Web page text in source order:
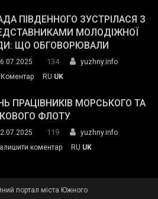
окупанти.
Маємо
діяти
команда
Південного
провів
інспекцію
укриття
ПІВДЕННОГО ЗУСТРІЛАСЯ З
МОЛОДІЖНОЇ
ЩО ОБГОВОРЮВАЛИ
134
yuzhny.info
Коментардо
Південного
зустрілася
представниками
молодіжної
обговорювали
RU UK
ПРАЦІВНИКІВ МОРСЬКОГО ТА
ФЛОТУ
119
yuzhny.info
коментарon
RU UK
портал міста Южного